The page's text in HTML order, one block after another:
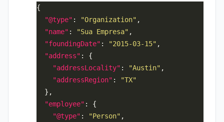
"@type" : "Organization"
"name" : "Sua Empresa"
"foundingDate" : "2015-03-15"
"address"
"addressLocality" : "Austin"
"addressRegion" :
"TX"
"employee"
"@type" : "Person"